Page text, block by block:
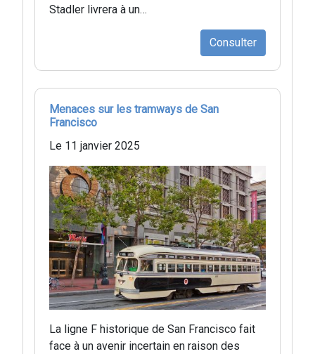
Stadler livrera à un…
Consulter
Menaces sur les tramways de San
Francisco
Le 11 janvier 2025
La ligne F historique de San Francisco fait
face à un avenir incertain en raison des